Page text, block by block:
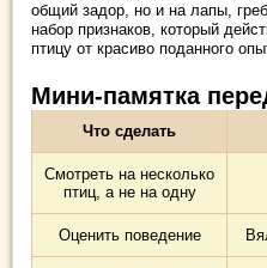
общий задор, но и на лапы,
набор признаков, который
птицу от красиво поданного
Мини-памятка
Что сделать
Смотреть на несколько
птиц, а не на одну
Оценить поведение